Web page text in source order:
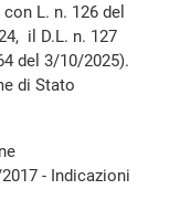
L. n. 126 del
il D.L. n. 127
del 3/10/2025).
di Stato
- Indicazioni